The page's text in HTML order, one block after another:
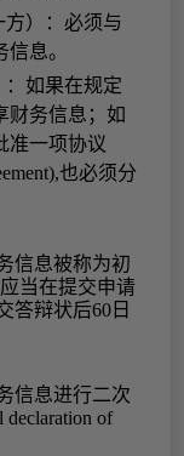
）：必须与
息。
如果在规定
财务信息；如
准一项协议
也必须分
信息被称为初
应当在提交申请
答辩状后60日
信息进行二次
declaration of